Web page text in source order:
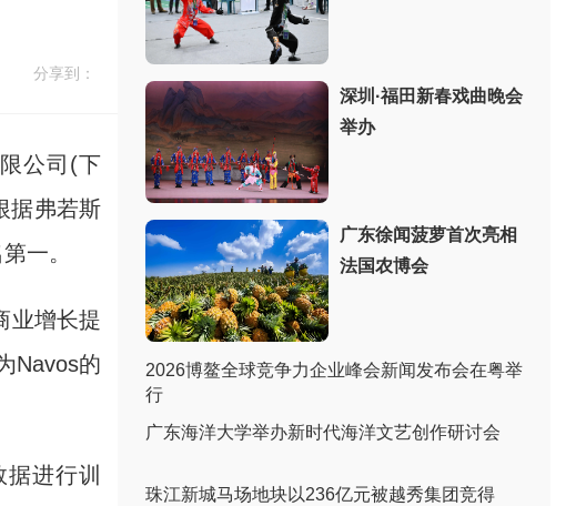
分享到：
公司(下
据弗若斯
一。
业增长提
Navos的
进行训
深圳·福田新春戏曲晚会
举办
广东徐闻菠萝首次亮相
法国农博会
2026博鳌全球竞争力企业峰会新闻发布会在粤举
行
广东海洋大学举办新时代海洋文艺创作研讨会
珠江新城马场地块以236亿元被越秀集团竞得